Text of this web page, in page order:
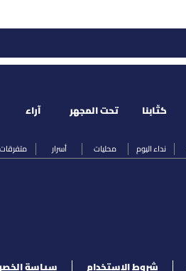
نداء اليوم محليات أسرار متفرقات
كتّابنا تحت المجهر آراء
شروط الإستخدام سياسة